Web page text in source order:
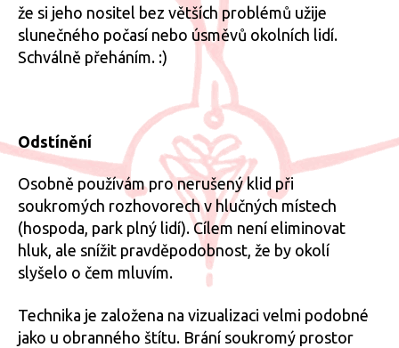
že si jeho nositel bez větších problémů užije
slunečného počasí nebo úsměvů okolních lidí.
Schválně přeháním. :)
Odstínění
Osobně používám pro nerušený klid při
soukromých rozhovorech v hlučných místech
(hospoda, park plný lidí). Cílem není eliminovat
hluk, ale snížit pravděpodobnost, že by okolí
slyšelo o čem mluvím.
Technika je založena na vizualizaci velmi podobné
jako u obranného štítu. Brání soukromý prostor